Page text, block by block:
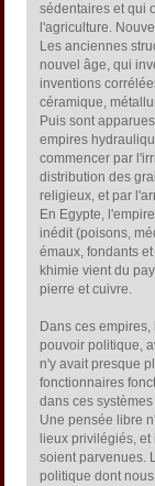
sédentaires et qui
l'agriculture.
Les anciennes
nouvel âge, qui
inventions
céramique,
Puis sont
empires
commencer par
distribution des
religieux, et par
En Egypte,
inédit (poisons,
émaux, fondants
khimie vient du
pierre et cuivre.
Dans ces
pouvoir politique,
n'y avait presque
fonctionnaires
dans ces
Une pensée libre
lieux privilégiés,
soient parvenues.
politique dont